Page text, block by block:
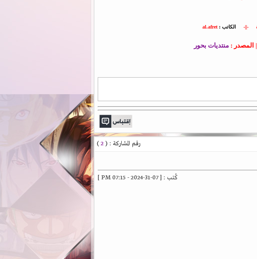
-||- الكاتب :al.afret
المصدر :منتديات بحور
رقم المشاركة : (2
)
كُتب : [ 07-31-2024 - 07:15 PM ]